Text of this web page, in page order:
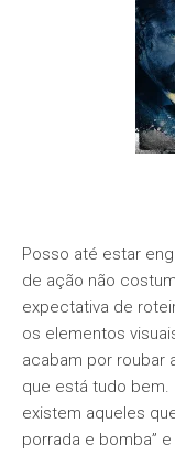
Posso até estar
de ação não
expectativa de
os elementos
acabam por roubar
que está tudo bem.
existem aqueles
porrada e bomba”